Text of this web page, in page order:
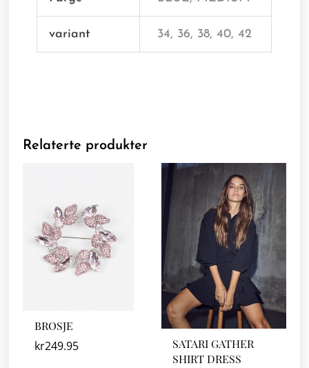
variant 34, 36, 38, 40, 42
Relaterte produkter
BROSJE
kr249.95
SATARI GATHER
SHIRT DRESS